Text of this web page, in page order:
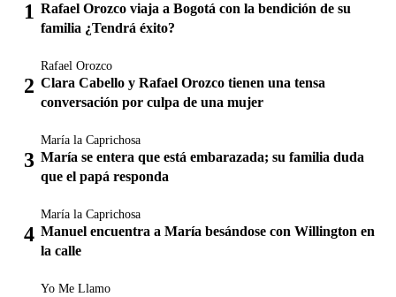
Rafael Orozco viaja a Bogotá con la bendición de su
familia ¿Tendrá éxito?
Rafael Orozco
Clara Cabello y Rafael Orozco tienen una tensa
conversación por culpa de una mujer
María la Caprichosa
María se entera que está embarazada; su familia duda
que el papá responda
María la Caprichosa
Manuel encuentra a María besándose con Willington en
la calle
Yo Me Llamo